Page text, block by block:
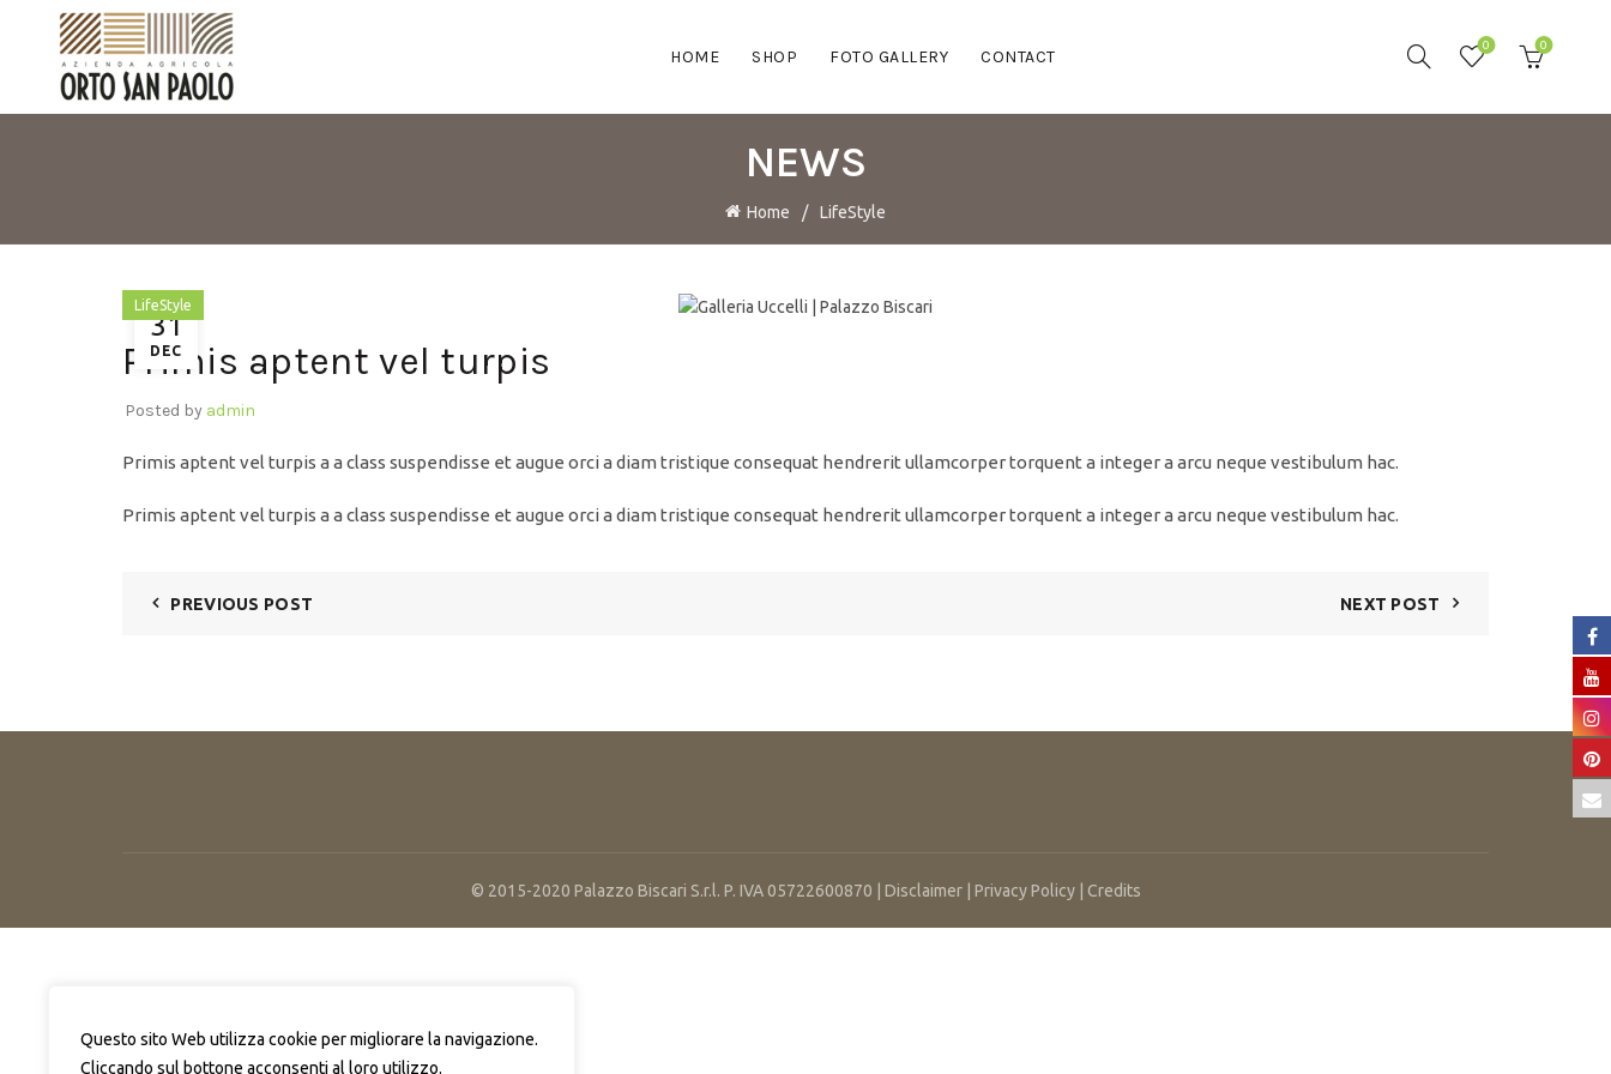
Questo sito Web utilizza cookie per migliorare la navigazione.
Cliccando sul bottone acconsenti al loro utilizzo.
HOME SHOP FOTO GALLERY CONTACT
0 0
NEWS
Home LifeStyle
31
DEC
LifeStyle
Primis aptent vel turpis
Posted by admin
Primis aptent vel turpis a a class suspendisse et augue orci a diam tristique consequat hendrerit ullamcorper torquent a integer a arcu neque vestibulum hac.
Primis aptent vel turpis a a class suspendisse et augue orci a diam tristique consequat hendrerit ullamcorper torquent a integer a arcu neque vestibulum hac.
PREVIOUS POST NEXT POST
© 2015-2020 Palazzo Biscari S.r.l. P. IVA 05722600870 | Disclaimer | Privacy Policy | Credits